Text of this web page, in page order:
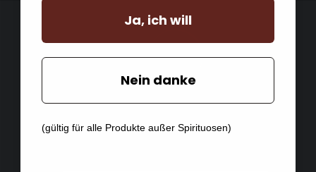
Ja, ich will
Nein danke
(gültig für alle Produkte außer Spirituosen)